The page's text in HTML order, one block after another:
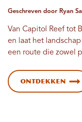
Geschreven door Ryan
Van Capitol Reef tot
en laat het
een route die zowel
Ontdekken